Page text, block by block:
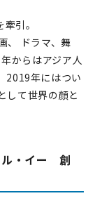
引。
、 ドラマ、舞
からはアジア人
2019年にはつい
して世界の顔と
・イー 創